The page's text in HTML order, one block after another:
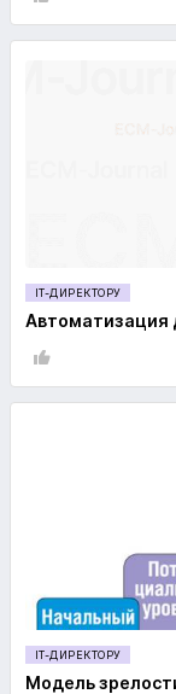
IT-ДИРЕКТОРУ
Автоматизация
IT-ДИРЕКТОРУ
Модель